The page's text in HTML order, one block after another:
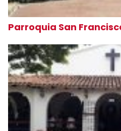
Parroquia San